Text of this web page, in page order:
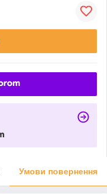
Умови повернення